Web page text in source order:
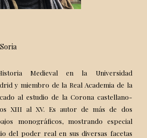
Medieval en la Universidad
y miembro de la Real Academia de la
al estudio de la Corona castellano-
XIII al XV. Es autor de más de dos
monográficos, mostrando especial
del poder real en sus diversas facetas